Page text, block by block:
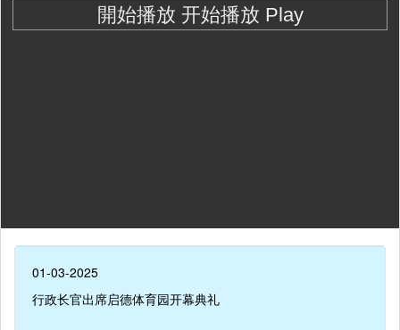
01-03-2025
行政长官出席启德体育园开幕典礼